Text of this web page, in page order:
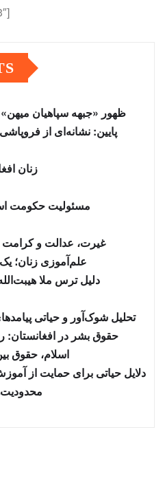
ظهور «جبهه سپاهیان
پایین: نشانه‌ای از
زنان
مسئولیت حکومت
غیرت، عدالت و کرامت
علم‌آموزی زنان؛
دلیل ترس ملا
تحلیل شوک‌آور و حیاتی
حقوق بشر در افغانستان:
اسلام، حقوق
دلایل حیاتی برای حمایت از